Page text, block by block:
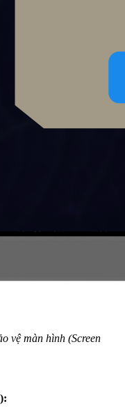
vệ màn hình (Screen